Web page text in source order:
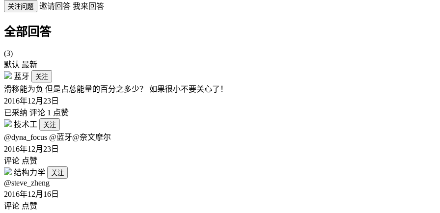
关注问题 邀请回答 我来回答
全部回答
(3)
默认 最新
蓝牙
关注
滑移能为负 但是占总能量的百分之多少？ 如果很小不要关心了！
2016年12月23日
已采纳 评论 1 点赞
技术工
关注
@dyna_focus @蓝牙@奈文摩尔
2016年12月23日
评论 点赞
结构力学
关注
@steve_zheng
2016年12月16日
评论 点赞